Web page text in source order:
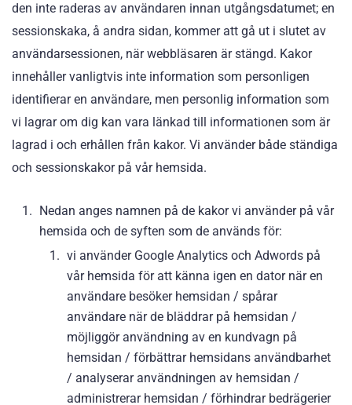
den inte raderas av användaren innan utgångsdatumet; en
sessionskaka, å andra sidan, kommer att gå ut i slutet av
användarsessionen, när webbläsaren är stängd. Kakor
innehåller vanligtvis inte information som personligen
identifierar en användare, men personlig information som
vi lagrar om dig kan vara länkad till informationen som är
lagrad i och erhållen från kakor. Vi använder både ständiga
och sessionskakor på vår hemsida.
Nedan anges namnen på de kakor vi använder på vår
hemsida och de syften som de används för:
vi använder Google Analytics och Adwords på
vår hemsida för att känna igen en dator när en
användare besöker hemsidan / spårar
användare när de bläddrar på hemsidan /
möjliggör användning av en kundvagn på
hemsidan / förbättrar hemsidans användbarhet
/ analyserar användningen av hemsidan /
administrerar hemsidan / förhindrar bedrägerier